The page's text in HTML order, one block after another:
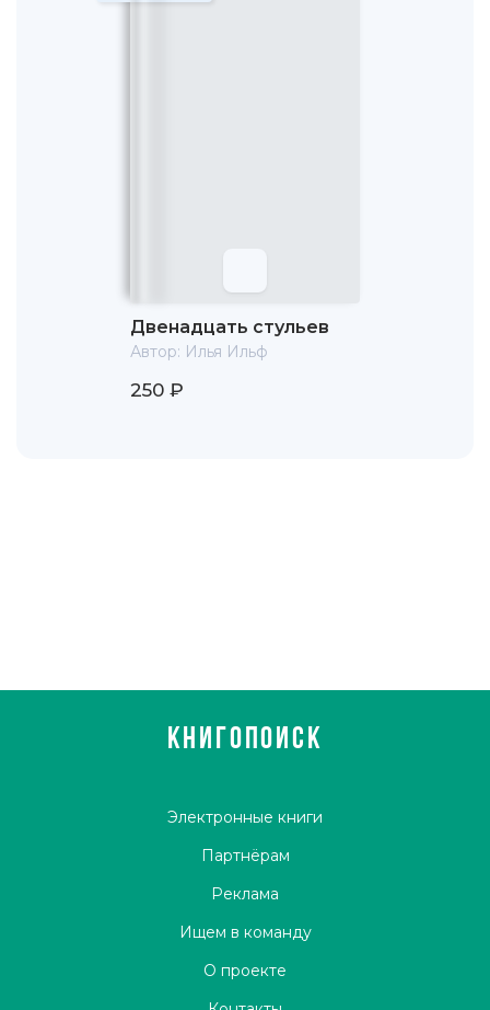
Двенадцать стульев
Автор: Илья Ильф
250 ₽
КНИГОПОИСК
Электронные книги
Партнёрам
Реклама
Ищем в команду
О проекте